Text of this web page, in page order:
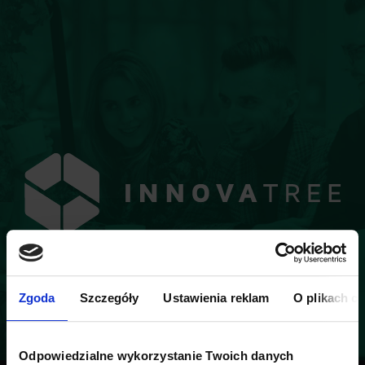
Zgoda Szczegóły Ustawienia reklam O plikach
Odpowiedzialne wykorzystanie Twoich danych